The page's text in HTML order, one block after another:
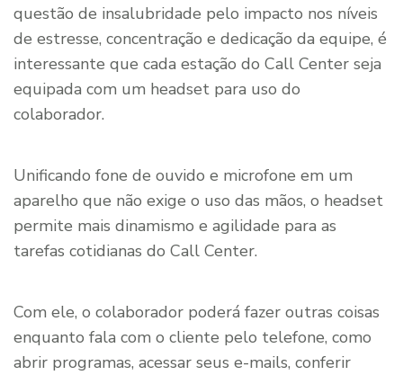
questão de insalubridade pelo impacto nos níveis
de estresse, concentração e dedicação da equipe, é
interessante que cada estação do Call Center seja
equipada com um headset para uso do
colaborador.
Unificando fone de ouvido e microfone em um
aparelho que não exige o uso das mãos, o headset
permite mais dinamismo e agilidade para as
tarefas cotidianas do Call Center.
Com ele, o colaborador poderá fazer outras coisas
enquanto fala com o cliente pelo telefone, como
abrir programas, acessar seus e-mails, conferir